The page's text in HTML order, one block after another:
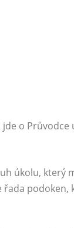
o Průvodce
úkolu, který
podoken,